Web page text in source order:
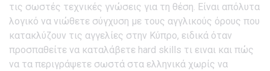
τις σωστές τεχνικές γνώσεις για τη θέση. Είναι απόλυτα
λογικό να νιώθετε σύγχυση με τους αγγλικούς όρους που
κατακλύζουν τις αγγελίες στην Κύπρο, ειδικά όταν
προσπαθείτε να καταλάβετε hard skills τι ειναι και πώς
να τα περιγράψετε σωστά στα ελληνικά χωρίς να